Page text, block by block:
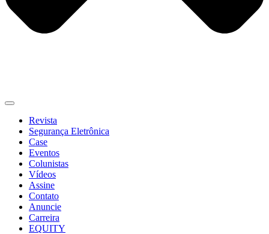
Revista
Segurança Eletrônica
Case
Eventos
Colunistas
Vídeos
Assine
Contato
Anuncie
Carreira
EQUITY